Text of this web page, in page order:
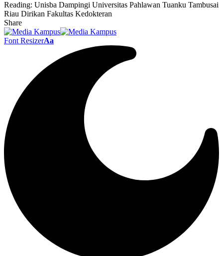
Reading: Unisba Dampingi Universitas Pahlawan Tuanku Tambusai
Riau Dirikan Fakultas Kedokteran
Share
Font ResizerAa